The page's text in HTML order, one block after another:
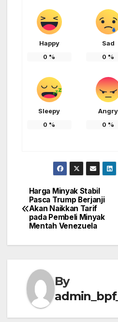
Happy
0 %
Sad
0 %
Sleepy
0 %
Angry
0 %
Post
navigation
Harga Minyak Stabil
Pasca Trump Berjanji
Akan Naikkan Tarif
pada Pembeli Minyak
Mentah Venezuela
By